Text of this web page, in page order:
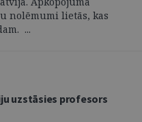
nolēmumi lietās, kas
...
uzstāsies profesors